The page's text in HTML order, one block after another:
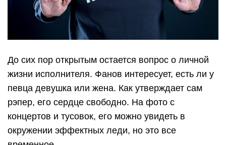
До сих пор открытым остается вопрос о личной
жизни исполнителя. Фанов интересует, есть ли у
певца девушка или жена. Как утверждает сам
рэпер, его сердце свободно. На фото с
концертов и тусовок, его можно увидеть в
окружении эффектных леди, но это все